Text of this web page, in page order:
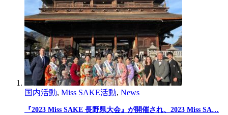
国内活動, Miss SAKE活動, News
『2023 Miss SAKE 長野県大会』が開催され、2023 Miss SA…